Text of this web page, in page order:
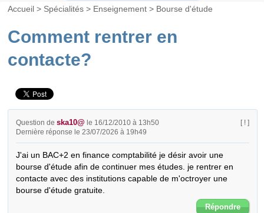
Accueil > Spécialités > Enseignement > Bourse d'étude
Comment rentrer en
contacte?
Question deska10@ le 16/12/2010 à 13h50
Dernière réponse le 23/07/2026 à 19h49
[ ! ]
J'ai un BAC+2 en finance comptabilité je désir avoir une
bourse d'étude afin de continuer mes études. je rentrer en
contacte avec des institutions capable de m'octroyer une
bourse d'étude gratuite.
Répondre